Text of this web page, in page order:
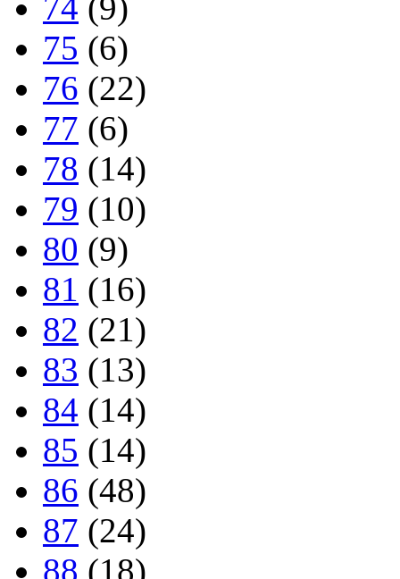
75 (6)
76 (22)
77 (6)
78 (14)
79 (10)
80 (9)
81 (16)
82 (21)
83 (13)
84 (14)
85 (14)
86 (48)
87 (24)
88 (18)